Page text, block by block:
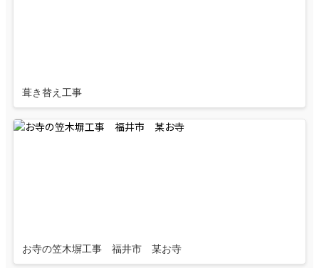
葺き替え工事
お寺の笠木塀工事 福井市 某お寺